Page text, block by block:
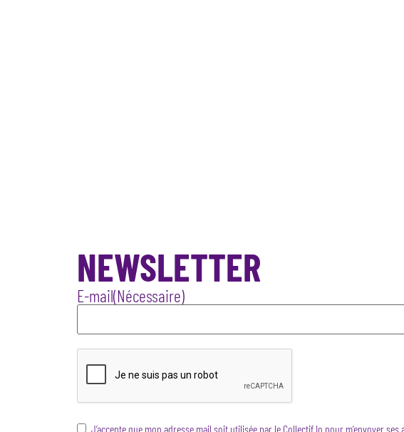
NEWSLETTER
E-mail(Nécessaire)
CAPTCHA
RGPD(Nécessaire)
J’accepte que mon adresse mail soit utilisée par le Collectif Io pour m’envoyer ses